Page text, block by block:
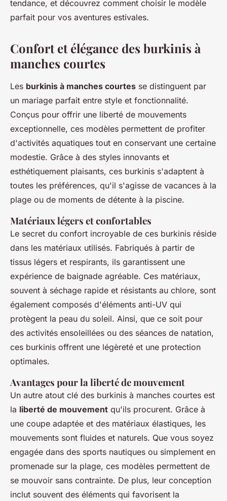
tendance, et découvrez comment choisir le modèle
parfait pour vos aventures estivales.
Confort et élégance des burkinis à
manches courtes
Les burkinis à manches courtes se distinguent par
un mariage parfait entre style et fonctionnalité.
Conçus pour offrir une liberté de mouvements
exceptionnelle, ces modèles permettent de profiter
d'activités aquatiques tout en conservant une certaine
modestie. Grâce à des styles innovants et
esthétiquement plaisants, ces burkinis s'adaptent à
toutes les préférences, qu'il s'agisse de vacances à la
plage ou de moments de détente à la piscine.
Matériaux légers et confortables
Le secret du confort incroyable de ces burkinis réside
dans les matériaux utilisés. Fabriqués à partir de
tissus légers et respirants, ils garantissent une
expérience de baignade agréable. Ces matériaux,
souvent à séchage rapide et résistants au chlore, sont
également composés d'éléments anti-UV qui
protègent la peau du soleil. Ainsi, que ce soit pour
des activités ensoleillées ou des séances de natation,
ces burkinis offrent une légèreté et une protection
optimales.
Avantages pour la liberté de mouvement
Un autre atout clé des burkinis à manches courtes est
la liberté de mouvement qu'ils procurent. Grâce à
une coupe adaptée et des matériaux élastiques, les
mouvements sont fluides et naturels. Que vous soyez
engagée dans des sports nautiques ou simplement en
promenade sur la plage, ces modèles permettent de
se mouvoir sans contrainte. De plus, leur conception
inclut souvent des éléments qui favorisent la